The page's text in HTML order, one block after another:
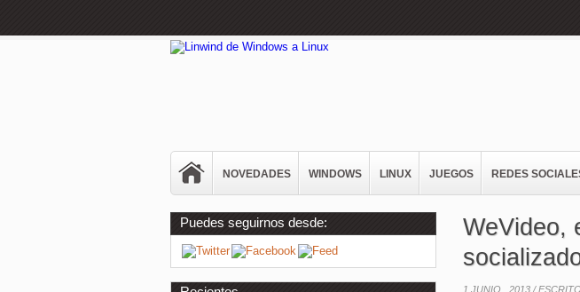
NOVEDADES WINDOWS LINUX JUEGOS REDES
WeVideo,
1 JUNIO , 2013 /
Puedes seguirnos desde: